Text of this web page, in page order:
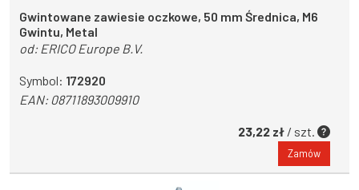
Gwintowane zawiesie oczkowe, 50 mm Średnica, M6
Gwintu, Metal
od: ERICO Europe B.V.
Symbol: 172920
EAN:08711893009910
23,22 zł / szt.
Zamów